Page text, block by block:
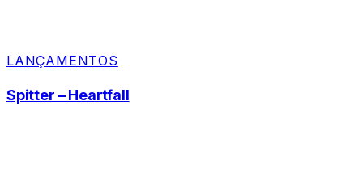
LANÇAMENTOS
Spitter – Heartfall